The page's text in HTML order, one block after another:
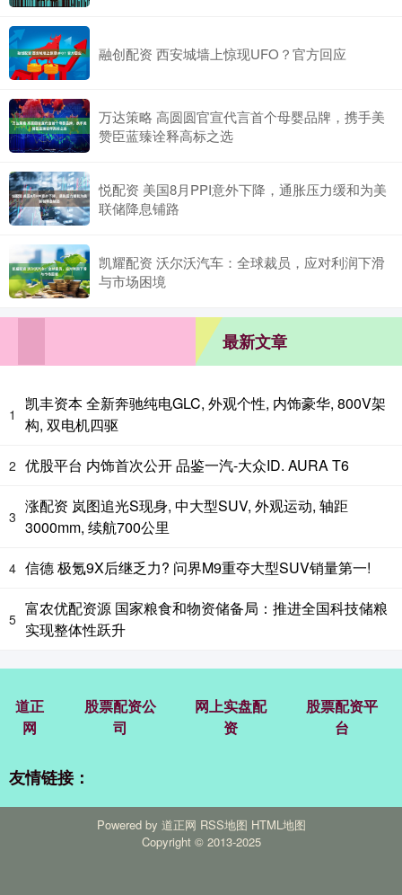
融创配资 西安城墙上惊现UFO？官方回应
万达策略 高圆圆官宣代言首个母婴品牌，携手美
赞臣蓝臻诠释高标之选
悦配资 美国8月PPI意外下降，通胀压力缓和为美
联储降息铺路
凯耀配资 沃尔沃汽车：全球裁员，应对利润下滑
与市场困境
最新文章
1
凯丰资本 全新奔驰纯电GLC, 外观个性, 内饰豪华, 800V架
构, 双电机四驱
2 优股平台 内饰首次公开 品鉴一汽-大众ID. AURA T6
3
涨配资 岚图追光S现身, 中大型SUV, 外观运动, 轴距
3000mm, 续航700公里
4 信德 极氪9X后继乏力? 问界M9重夺大型SUV销量第一!
5
富农优配资源 国家粮食和物资储备局：推进全国科技储粮
实现整体性跃升
道正
网
股票配资公
司
网上实盘配
资
股票配资平
台
友情链接：
Powered by 道正网 RSS地图 HTML地图
Copyright © 2013-2025